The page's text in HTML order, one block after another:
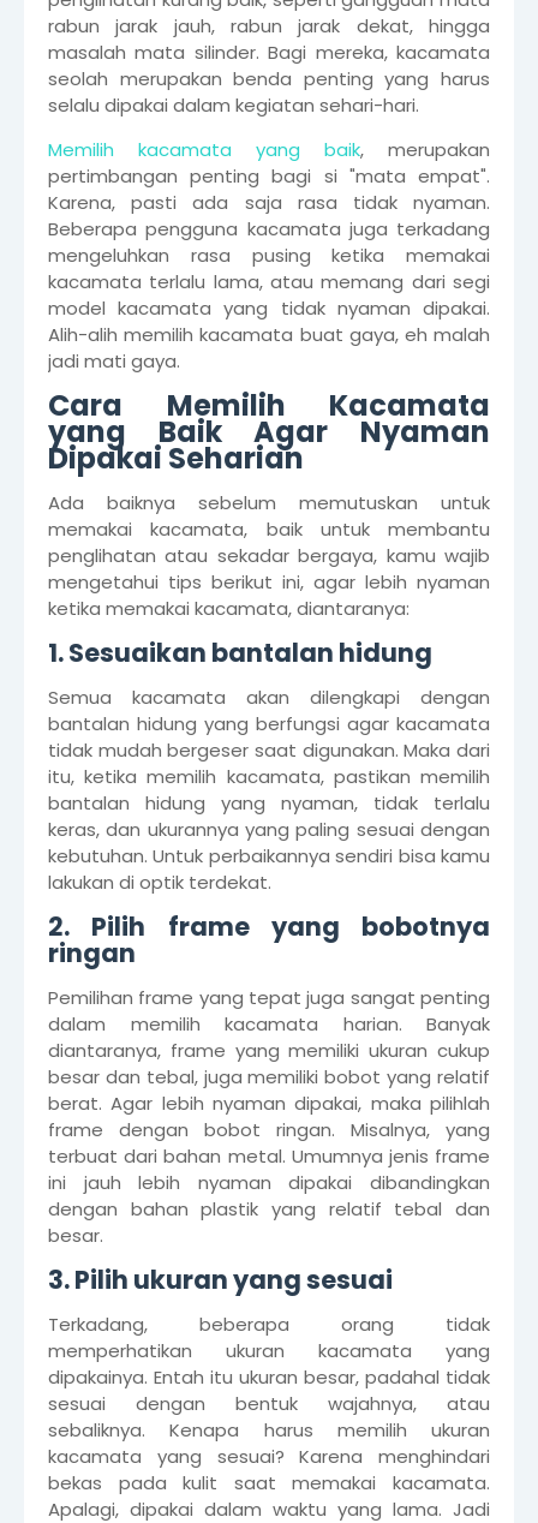
rabun jarak jauh, rabun jarak dekat, hingga
masalah mata silinder. Bagi mereka, kacamata
seolah merupakan benda penting yang harus
selalu dipakai dalam kegiatan sehari-hari.
Memilih kacamata yang baik, merupakan
pertimbangan penting bagi si "mata empat".
Karena, pasti ada saja rasa tidak nyaman.
Beberapa pengguna kacamata juga terkadang
mengeluhkan rasa pusing ketika memakai
kacamata terlalu lama, atau memang dari segi
model kacamata yang tidak nyaman dipakai.
Alih-alih memilih kacamata buat gaya, eh malah
jadi mati gaya.
Cara Memilih Kacamata
yang Baik Agar Nyaman
Dipakai Seharian
Ada baiknya sebelum memutuskan untuk
memakai kacamata, baik untuk membantu
penglihatan atau sekadar bergaya, kamu wajib
mengetahui tips berikut ini, agar lebih nyaman
ketika memakai kacamata, diantaranya:
1. Sesuaikan bantalan hidung
Semua kacamata akan dilengkapi dengan
bantalan hidung yang berfungsi agar kacamata
tidak mudah bergeser saat digunakan. Maka dari
itu, ketika memilih kacamata, pastikan memilih
bantalan hidung yang nyaman, tidak terlalu
keras, dan ukurannya yang paling sesuai dengan
kebutuhan. Untuk perbaikannya sendiri bisa kamu
lakukan di optik terdekat.
2. Pilih frame yang bobotnya
ringan
Pemilihan frame yang tepat juga sangat penting
dalam memilih kacamata harian. Banyak
diantaranya, frame yang memiliki ukuran cukup
besar dan tebal, juga memiliki bobot yang relatif
berat. Agar lebih nyaman dipakai, maka pilihlah
frame dengan bobot ringan. Misalnya, yang
terbuat dari bahan metal. Umumnya jenis frame
ini jauh lebih nyaman dipakai dibandingkan
dengan bahan plastik yang relatif tebal dan
besar.
3. Pilih ukuran yang sesuai
Terkadang, beberapa orang tidak
memperhatikan ukuran kacamata yang
dipakainya. Entah itu ukuran besar, padahal tidak
sesuai dengan bentuk wajahnya, atau
sebaliknya. Kenapa harus memilih ukuran
kacamata yang sesuai? Karena menghindari
bekas pada kulit saat memakai kacamata.
Apalagi, dipakai dalam waktu yang lama. Jadi